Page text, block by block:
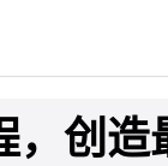
，创造